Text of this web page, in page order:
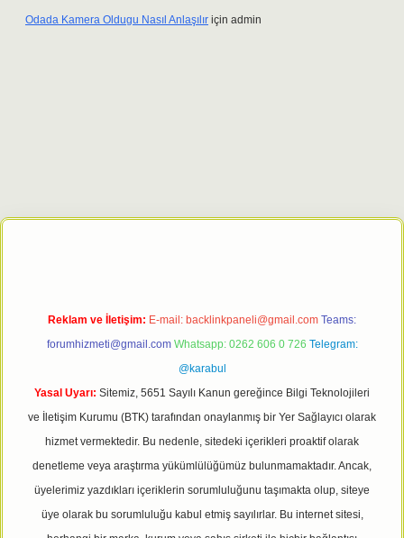
Odada Kamera Oldugu Nasıl Anlaşılır için admin
adresitulipbett.net
Reklam ve İletişim: E-mail: backlinkpaneli@gmail.com Teams:
forumhizmeti@gmail.com Whatsapp: 0262 606 0 726 Telegram:
@karabul
Yasal Uyarı: Sitemiz, 5651 Sayılı Kanun gereğince Bilgi Teknolojileri
ve İletişim Kurumu (BTK) tarafından onaylanmış bir Yer Sağlayıcı olarak
hizmet vermektedir. Bu nedenle, sitedeki içerikleri proaktif olarak
denetleme veya araştırma yükümlülüğümüz bulunmamaktadır. Ancak,
üyelerimiz yazdıkları içeriklerin sorumluluğunu taşımakta olup, siteye
üye olarak bu sorumluluğu kabul etmiş sayılırlar. Bu internet sitesi,